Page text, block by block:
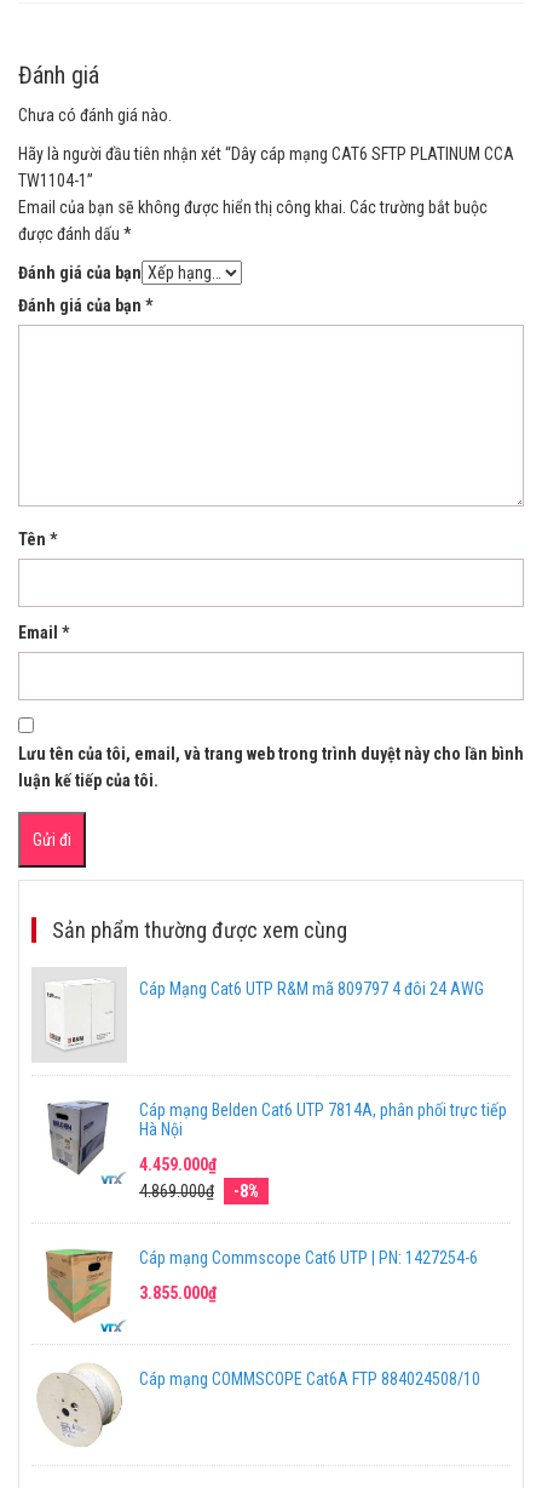
Đánh giá
Chưa có đánh giá nào.
Hãy là người đầu tiên nhận xét “Dây cáp mạng CAT6 SFTP PLATINUM CCA
TW1104-1”
Email của bạn sẽ không được hiển thị công khai. Các trường bắt buộc
được đánh dấu *
Đánh giá của bạn
Đánh giá của bạn *
Tên *
Email *
Lưu tên của tôi, email, và trang web trong trình duyệt này cho lần bình
luận kế tiếp của tôi.
Sản phẩm thường được xem cùng
Cáp Mạng Cat6 UTP R&M mã 809797 4 đôi 24 AWG
Cáp mạng Belden Cat6 UTP 7814A, phân phối trực tiếp
Hà Nội
4.459.000₫
4.869.000₫
-8%
Cáp mạng Commscope Cat6 UTP | PN: 1427254-6
3.855.000₫
Cáp mạng COMMSCOPE Cat6A FTP 884024508/10